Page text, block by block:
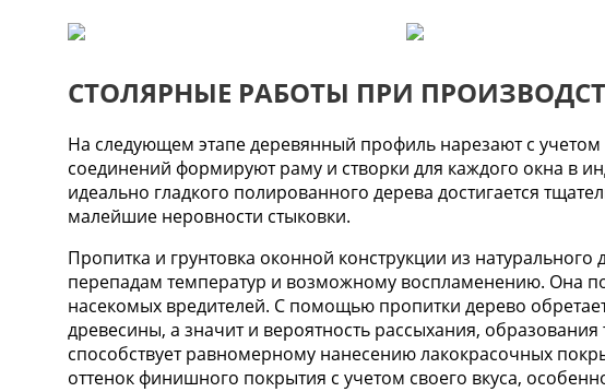
СТОЛЯРНЫЕ РАБОТЫ ПРИ
На следующем этапе деревянный профиль нарезают с
соединений формируют раму и створки для каждого окна в
идеально гладкого полированного дерева достигается
малейшие неровности стыковки.
Пропитка и грунтовка оконной конструкции из
перепадам температур и возможному воспламенению. Она
насекомых вредителей. С помощью пропитки дерево
древесины, а значит и вероятность рассыхания,
способствует равномерному нанесению лакокрасочных
оттенок финишного покрытия с учетом своего вкуса,